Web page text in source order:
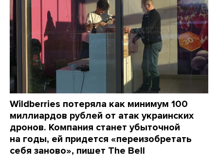
Wildberries потеряла как минимум 100
миллиардов рублей от атак украинских
дронов. Компания станет убыточной
на годы, ей придется «переизобретать
себя заново», пишет The Bell